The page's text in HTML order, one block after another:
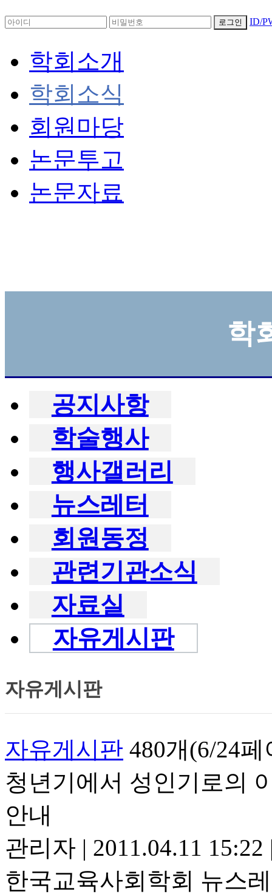
로그인 ID/
학회소개
학회소식
회원마당
논문투고
논문자료
학
공지사항
학술행사
행사갤러리
뉴스레터
회원동정
관련기관소식
자료실
자유게시판
자유게시판
자유게시판 480개(6/24페
청년기에서 성인기로의
안내
관리자 | 2011.04.11 15:22
한국교육사회학회 뉴스